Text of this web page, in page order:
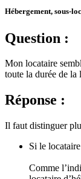
Hébergement, sous-
Question :
Mon locataire
toute la durée de
Réponse :
Il faut distinguer
Si le
Comme